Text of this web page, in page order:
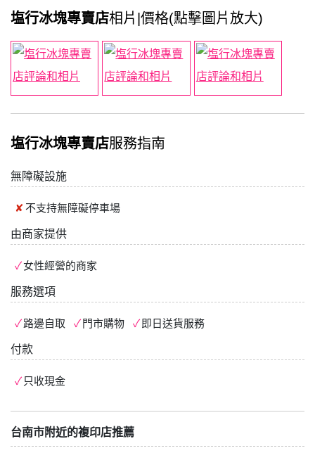
塩行冰塊專賣店相片|價格(點擊圖片放大)
塩行冰塊專賣店服務指南
無障礙設施
不支持無障礙停車場
由商家提供
女性經營的商家
服務選項
路邊自取 門市購物 即日送貨服務
付款
只收現金
台南市附近的複印店推薦